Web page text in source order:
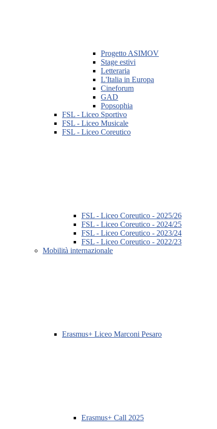
Progetto ASIMOV
Stage estivi
Letteraria
L'Italia in Europa
Cineforum
GAD
Popsophia
FSL - Liceo Sportivo
FSL - Liceo Musicale
FSL - Liceo Coreutico
FSL - Liceo Coreutico - 2025/26
FSL - Liceo Coreutico - 2024/25
FSL - Liceo Coreutico - 2023/24
FSL - Liceo Coreutico - 2022/23
Mobilità internazionale
Erasmus+ Liceo Marconi Pesaro
Erasmus+ Call 2025